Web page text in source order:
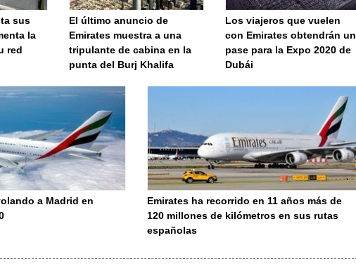
sus
la
red
El último anuncio de
Emirates muestra a una
tripulante de cabina en la
punta del Burj Khalifa
Los viajeros que vuelen
con Emirates obtendrán un
pase para la Expo 2020 de
Dubái
a Madrid en
Emirates ha recorrido en 11 años más de
120 millones de kilómetros en sus rutas
españolas